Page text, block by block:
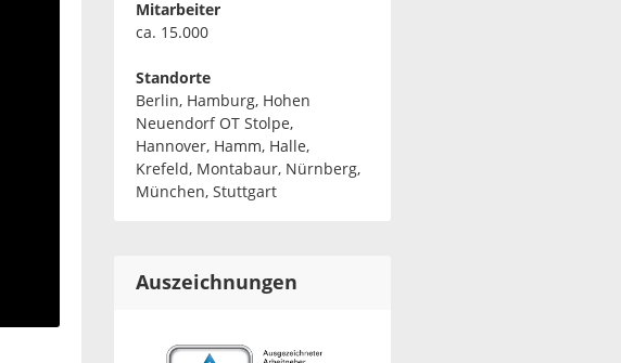
Mitarbeiter
ca. 15.000
Standorte
Berlin, Hamburg, Hohen
Neuendorf OT Stolpe,
Hannover, Hamm, Halle,
Krefeld, Montabaur, Nürnberg,
München, Stuttgart
Auszeichnungen